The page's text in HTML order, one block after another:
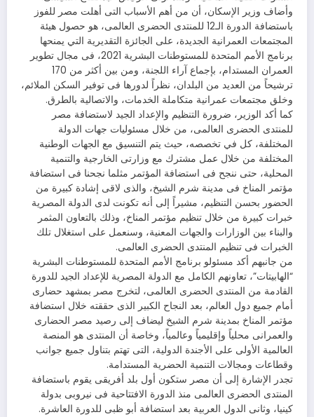
وأضاف وزير الإسكان، أن من أهم الأسباب التى أهلت مصر للفوز
باستضافة الدورة الـ12 للمنتدى الحضرى العالمى، هو حصول هيئة
المجتمعات العمرانية الجديدة، على الجائزة التقديرية التي يمنحها
برنامج الأمم المتحدة للمستوطنات البشرية 2021، فى مجال تطوير
العمران المستدام، بإجماع آراء اللجنة، ومن بين أكثر من 170
ترشيحاً من العديد من البلدان، نظراً لدورها فى توفير السكن الملائم،
وخلق مجتمعات عمرانية متكاملة الخدمات، والاتصالية بالطرق.
كما أكد الوزير، ضرورة التنظيم والإعداد الجيد لاستضافة مصر
للمنتدى الحضرى العالمى، من خلال مسئوليات جهات الدولة
المختلفة، كل في تخصصه، حيث يتم التنسيق مع الجهات الوطنية
المختلفة من خلال عمل مشترك مع وزارتى الخارجية والتنمية
المحلية، حتى ننجح فى استضافة المؤتمر مثلما نجحنا فى استضافة
مؤتمر المناخ فى مدينة شرم الشيخ، والذى لاقى إشادة كبيرة من
الحضور بحسن التنظيم، مشيراً إلى أنه تكونت لدى الدولة المصرية
خبرات كبيرة من خلال تنظيم مؤتمر المناخ، وذلك بالتعاون المثمر
والبناء بين الوزارات والجهات المعنية، وسنعمل على استغلال تلك
الخبرات فى تنظيم المنتدى الحضرى العالمى.
من جانبهم أكد مسئولو برنامج الأمم المتحدة للمستوطنات البشرية
“الهابيتات”، تعاونهم الكامل مع الدولة المصرية للإعداد الجيد للدورة
القادمة من المنتدى الحضرى العالمى، لتخرج مصر بمشهد حضارى
أمام جميع دول العالم، بعد النجاح الكبير الذى حققته خلال استضافة
مؤتمر المناخ بمدينة شرم الشيخ ليضاف إلى رصيد مصر الحضارى
والعمرانى محلياً وإقليمياً وعالمياً، وخاصة أن المنتدى هو المنصة
العالمية الأولى على الأجندة الدولية، التى تهتم بتناول جميع جوانب
وقطاعات ومجالات التنمية الحضرية المستدامة.
تجدر الإشارة إلى أن مصر ستكون أول بلد أفريقى يقوم باستضافة
المنتدى الحضرى العالمى منذ الدورة الافتتاحية فى نيروبى بدولة
كينيا، وثانى الدول العربية بعد استضافة أبو ظبى للدورة العاشرة.